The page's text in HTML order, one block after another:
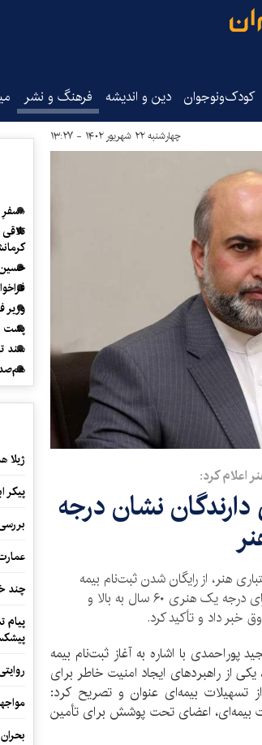
کودک‌ونوجوان دین و اندیشه فرهنگ و نشر
چهارشنبه ۲۲ شهریور ۱۴۰۲ - ۱۳:۲۷
اعلام کرد:
دارندگان نشان درجه
هنر، از رایگان شدن ثبت‌نام بیمه
درمان تکمیلی، عمر و حادثه هنرمندان دارای درجه یک هنری ۶۰ سال به بالا و
خبر داد و تأکید کرد.
پوراحمدی با اشاره به آغاز ثبت‌نام بیمه
شهریورماه جاری، یکی از راهبردهای ایجاد امنیت خاطر برای
تسهیلات بیمه‌ای عنوان و تصریح کرد:
بیمه‌ای، اعضای تحت پوشش برای تأمین
«سفرِ
حسین
پشت
سند
ژیلا
پیکر
چند
پیام